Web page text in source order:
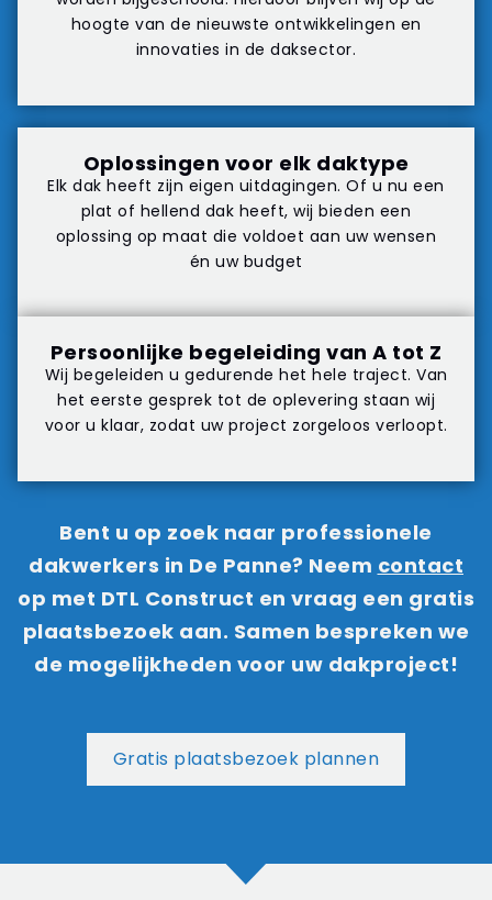
hoogte van de nieuwste ontwikkelingen en
innovaties in de daksector.
Oplossingen voor elk daktype
Elk dak heeft zijn eigen uitdagingen. Of u nu een
plat of hellend dak heeft, wij bieden een
oplossing op maat die voldoet aan uw wensen
én uw budget
Persoonlijke begeleiding van A tot Z
Wij begeleiden u gedurende het hele traject. Van
het eerste gesprek tot de oplevering staan wij
voor u klaar, zodat uw project zorgeloos verloopt.
Bent u op zoek naar professionele
dakwerkers in De Panne? Neem contact
op met DTL Construct en vraag een gratis
plaatsbezoek aan. Samen bespreken we
de mogelijkheden voor uw dakproject!
Gratis plaatsbezoek plannen